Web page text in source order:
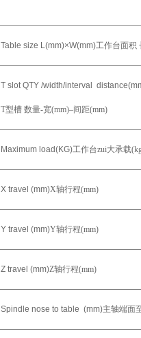
Table size L(mm)×W(mm)工作台面积
T slot QTY /width/interval
T型槽 数量-宽(mm)–间距(mm)
Maximum load(KG)工作台zui大承载
X travel (mm)X轴行程(mm)
Y travel (mm)Y轴行程(mm)
Z travel (mm)Z轴行程(mm)
Spindle nose to table (mm)主轴端面